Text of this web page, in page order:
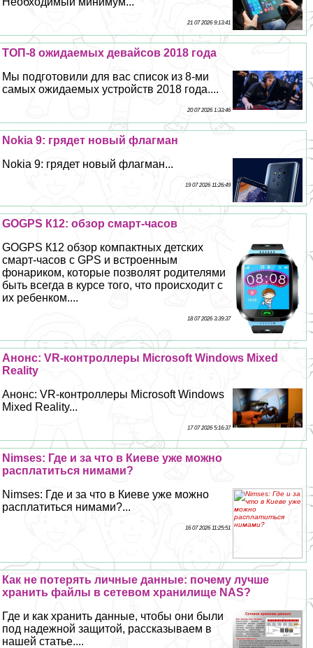
21 07 2026 9:13:41
ТОП-8 ожидаемых девайсов 2018 года
Мы подготовили для вас список из 8-ми
самых ожидаемых устройств 2018 года....
20 07 2026 1:33:46
Nokia 9: грядет новый флагман
Nokia 9: грядет новый флагман...
19 07 2026 11:26:49
GOGPS К12: обзор смарт-часов
GOGPS К12 обзор компактных детских
смарт-часов с GPS и встроенным
фонариком, которые позволят родителями
быть всегда в курсе того, что происходит с
их ребенком....
18 07 2026 3:39:37
Анонс: VR-контроллеры Microsoft Windows Mixed
Reality
Анонс: VR-контроллеры Microsoft Windows
Mixed Reality...
17 07 2026 5:16:37
Nimses: Где и за что в Киеве уже можно
расплатиться нимами?
Nimses: Где и за что в Киеве уже можно
расплатиться нимами?...
16 07 2026 11:25:51
Как не потерять личные данные: почему лучше
хранить файлы в сетевом хранилище NAS?
Где и как хранить данные, чтобы они были
под надежной защитой, рассказываем в
нашей статье....